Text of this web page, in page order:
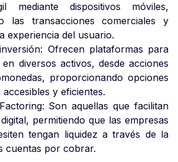
mediante dispositivos móviles,
las transacciones comerciales y
experiencia del usuario.
Ofrecen plataformas para
diversos activos, desde acciones
proporcionando opciones
y eficientes.
Son aquellas que facilitan
permitiendo que las empresas
tengan liquidez a través de la
cuentas por cobrar.